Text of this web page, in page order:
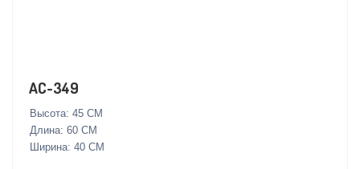
AC-349
Высота: 45 СМ
Длина: 60 СМ
Ширина: 40 СМ